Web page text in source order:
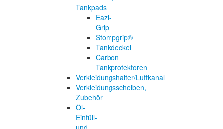
Tankpads
Eazi-
Grip
Stompgrip®
Tankdeckel
Carbon
Tankprotektoren
Verkleidungshalter/Luftkanal
Verkleidungsscheiben,
Zubehör
Öl-
Einfüll-
und